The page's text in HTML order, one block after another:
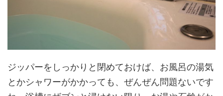
ジッパーをしっかりと閉めておけば、お風呂の湯気
とかシャワーがかかっても、ぜんぜん問題ないです